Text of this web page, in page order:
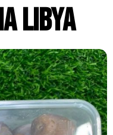
LIBYA